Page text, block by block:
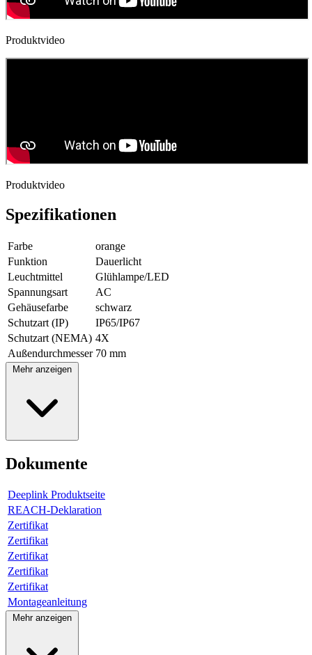
Produktvideo
Produktvideo
Spezifikationen
Farbe
orange
Funktion
Dauerlicht
Leuchtmittel
Glühlampe/LED
Spannungsart
AC
Gehäusefarbe
schwarz
Schutzart (IP)
IP65/IP67
Schutzart (NEMA) 4X
Außendurchmesser 70 mm
Mehr anzeigen
Dokumente
Deeplink Produktseite
REACH-Deklaration
Zertifikat
Zertifikat
Zertifikat
Zertifikat
Zertifikat
Montageanleitung
Mehr anzeigen